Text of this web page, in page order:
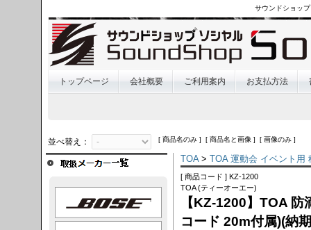
サウンドショッ
トップページ 会社概要 ご利用案内 お支払方法
並べ替え： [ 商品名のみ ] [ 商品名と画像 ] [ 画像のみ ]
TOA> TOA 運動会 イベント用
[ 商品コード ] KZ-1200
TOA (ティーオーエー)
【KZ-1200】TOA
コード 20m付属)(納